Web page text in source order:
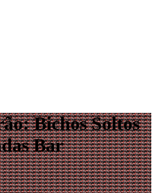
Bichos Soltos
Bar